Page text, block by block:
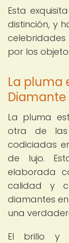
Esta
distinción, y
por los
La pluma
Diamante
La pluma
otra de
codiciadas
de lujo.
elaborada
calidad y
diamantes
una
El brillo y